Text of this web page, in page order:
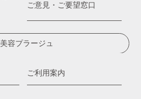
ご意見・ご要望窓口
美容プラージュ
ご利用案内